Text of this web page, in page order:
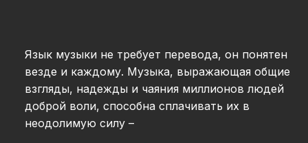
Язык музыки не требует перевода, он понятен
везде и каждому. Музыка, выражающая общие
взгляды, надежды и чаяния миллионов людей
доброй воли, способна сплачивать их в
неодолимую силу –